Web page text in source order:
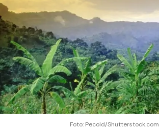
Foto: Pecold/Shutterstock.com